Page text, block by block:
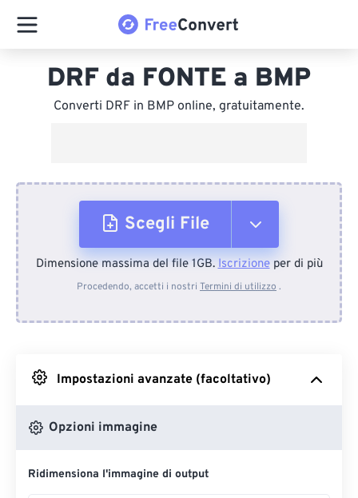
DRF da FONTE a BMP
Converti DRF in BMP online, gratuitamente.
Scegli File
Dal dispositivo
Da Google Drive
Dimensione massima del file 1GB.Iscrizioneper di più
Procedendo, accetti i nostri Termini di utilizzo .
Impostazioni avanzate (facoltativo)
Opzioni immagine
Ridimensiona l'immagine di output